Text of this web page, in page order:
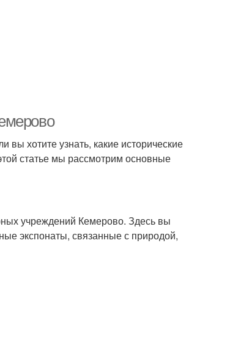
хотите узнать, какие исторические
статье мы рассмотрим основные
учреждений Кемерово. Здесь вы
экспонаты, связанные с природой,